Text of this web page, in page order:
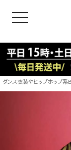
toggle
ダンス衣装やヒップホップ